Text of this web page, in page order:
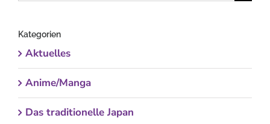
Kategorien
Aktuelles
Anime/Manga
Das traditionelle Japan